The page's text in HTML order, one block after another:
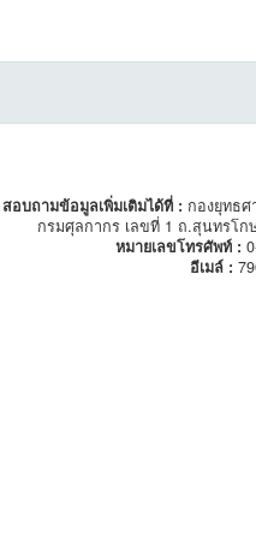
สอบถามข้อมูลเพิ่มเติมได้ที่ : กองยุทธ
กรมศุลกากร เลขที่ 1 ถ.สุนทรโก
หมายเลขโทรศัพท์ :
อีเมล์ :